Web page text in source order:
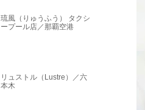
琉風（りゅうふう） タクシ
ープール店／那覇空港
リュストル（Lustre）／六
本木